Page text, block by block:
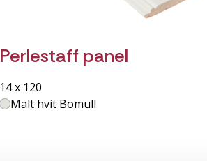
Perlestaff panel
14 x 120
Malt hvit Bomull